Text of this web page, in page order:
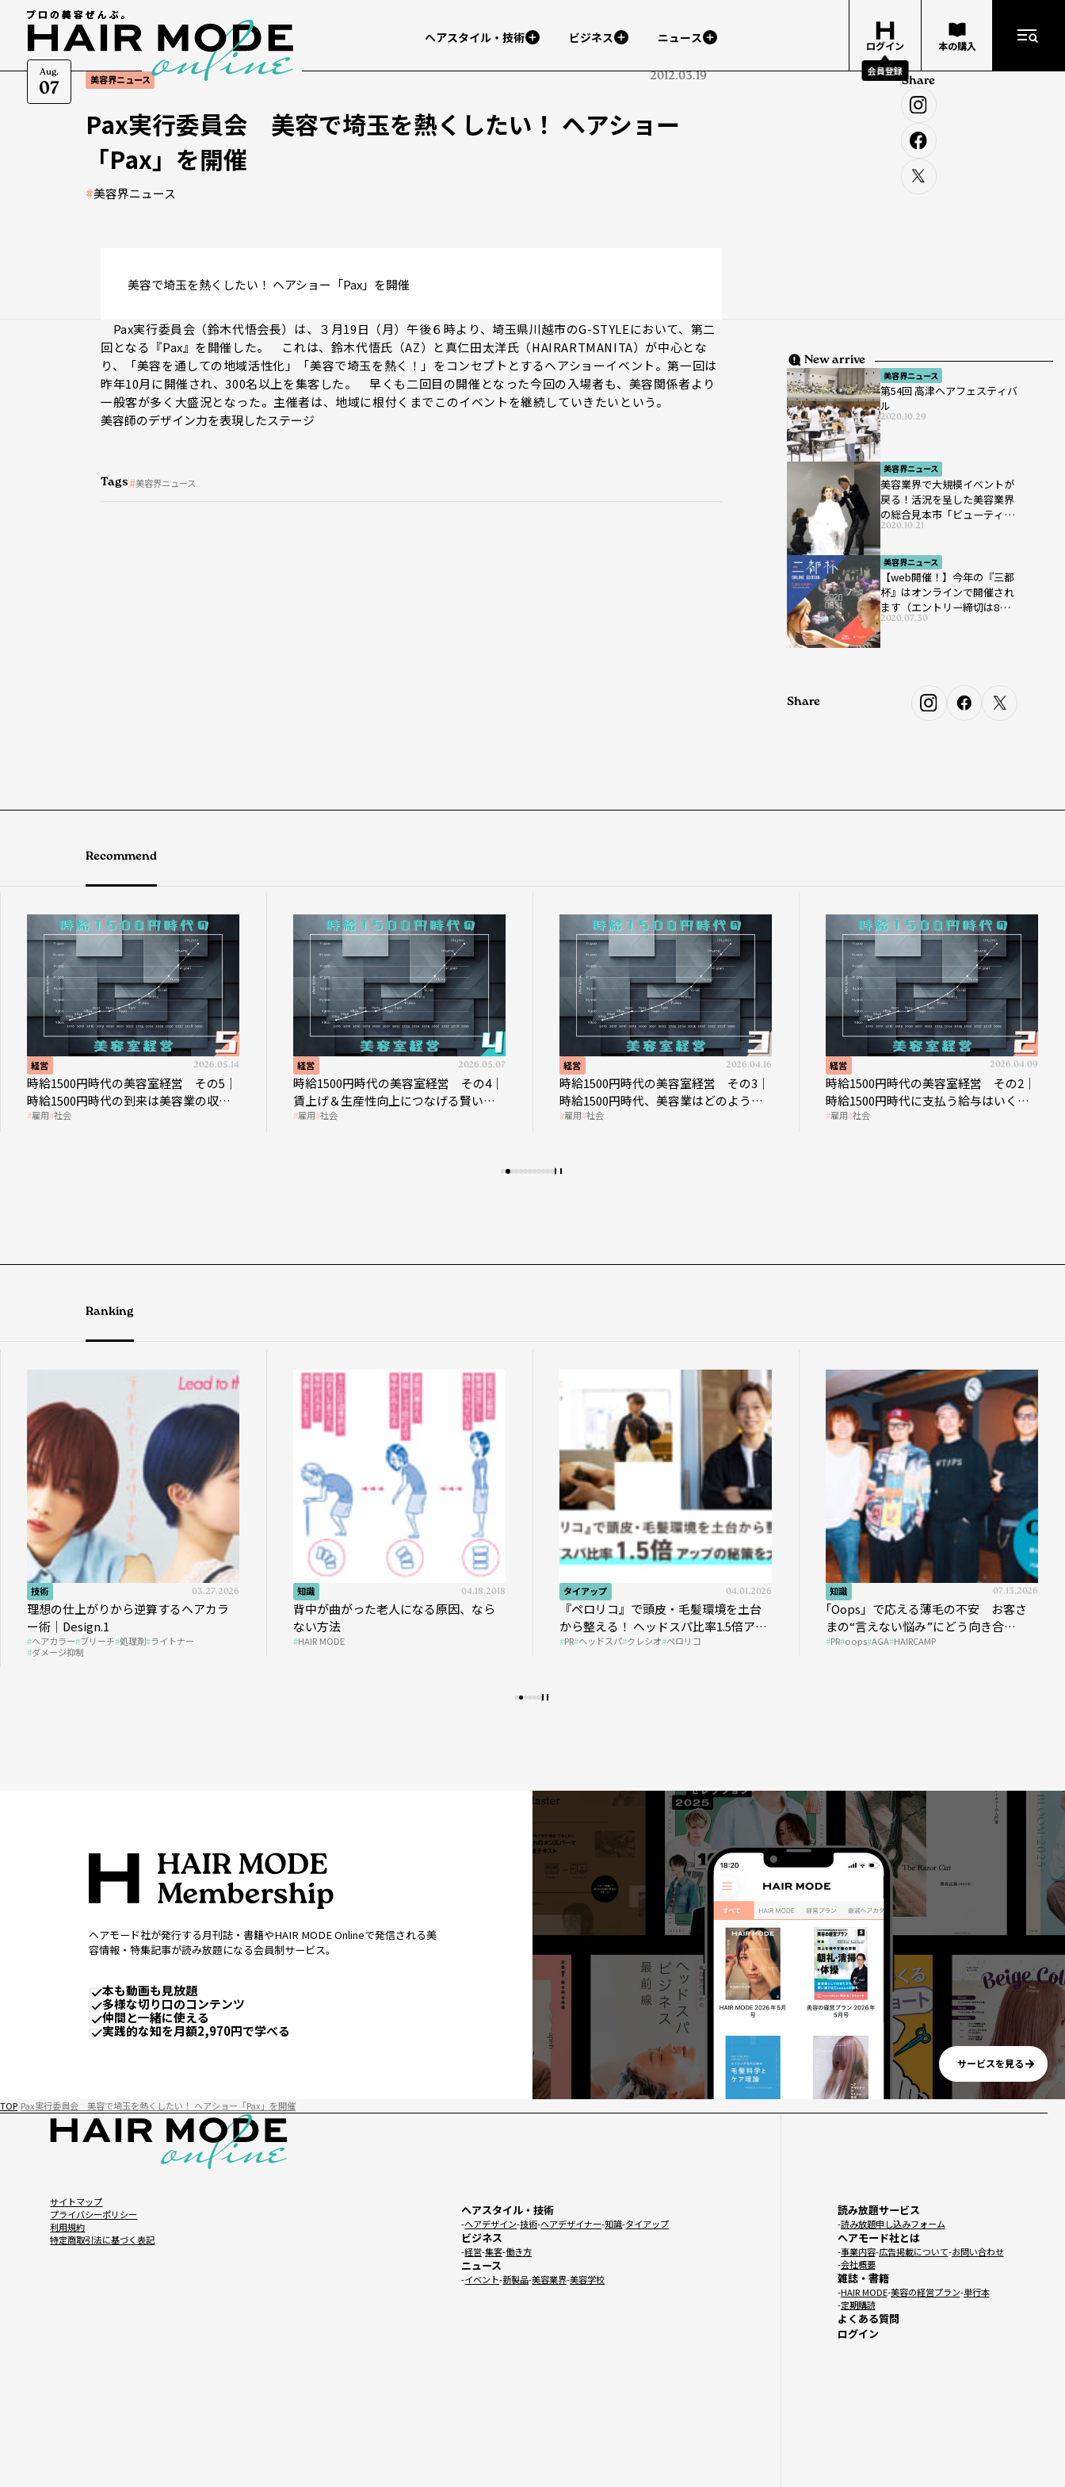
Aug.
07
ヘアスタイル・技術 ビジネス ニュース
ログイン
会員登録
本の購入
美容界ニュース 2012.03.19
Pax実行委員会 美容で埼玉を熱くしたい！ ヘアショー
「Pax」を開催
#美容界ニュース
Share
美容で埼玉を熱くしたい！ ヘアショー「Pax」を開催
Pax実行委員会（鈴木代悟会長）は、３月19日（月）午後６時より、埼玉県川越市のG-STYLEにおいて、第二
回となる『Pax』を開催した。 これは、鈴木代悟氏（AZ）と真仁田太洋氏（HAIRARTMANITA）が中心とな
り、「美容を通しての地域活性化」「美容で埼玉を熱く！」をコンセプトとするヘアショーイベント。第一回は
昨年10月に開催され、300名以上を集客した。 早くも二回目の開催となった今回の入場者も、美容関係者より
一般客が多く大盛況となった。主催者は、地域に根付くまでこのイベントを継続していきたいという。
美容師のデザイン力を表現したステージ
Tags 美容界ニュース
New arrive
美容界ニュース
第54回 高津ヘアフェスティバ
ル
2020.10.29
美容界ニュース
美容業界で大規模イベントが
戻る！活況を呈した美容業界
の総合見本市「ビューティー
ワールド ジャパン ウエス
ト」が開催
2020.10.21
美容界ニュース
【web開催！】今年の『三都
杯』はオンラインで開催され
ます（エントリー締切は8月7
日まで）
2020.07.30
Share
Recommend
経営 2026.05.14
時給1500円時代の美容室経営 その5｜
時給1500円時代の到来は美容業の収益
構造を見直す契機
雇用 社会
経営 2026.05.07
時給1500円時代の美容室経営 その4｜
賃上げ＆生産性向上につなげる賢い助
成金活用
雇用 社会
経営 2026.04.16
時給1500円時代の美容室経営 その3｜
時給1500円時代、美容業はどのような
影響を受けるのか？
雇用 社会
経営 2026.04.09
時給1500円時代の美容室経営 その2｜
時給1500円時代に支払う給与はいくら
なのか
雇用 社会
Ranking
技術 03.27.2026
理想の仕上がりから逆算するヘアカラ
ー術｜Design.1
ヘアカラー ブリーチ 処理剤 ライトナー
ダメージ抑制
知識 04.18.2018
背中が曲がった老人になる原因、なら
ない方法
HAIR MODE
タイアップ 04.01.2026
『ペロリコ』で頭皮・毛髪環境を土台
から整える！ ヘッドスパ比率1.5倍アッ
プの秘策を大公開
PR ヘッドスパ クレシオ ペロリコ
知識 07.13.2026
｢Oops」で応える薄毛の不安 お客さ
まの“言えない悩み”にどう向き合
う？ ＃01
PR oops AGA HAIRCAMP
ヘアモード社が発行する月刊誌・書籍やHAIR MODE Onlineで発信される美
容情報・特集記事が読み放題になる会員制サービス。
本も動画も見放題
多様な切り口のコンテンツ
仲間と一緒に使える
実践的な知を月額2,970円で学べる
サービスを見る
TOP Pax実行委員会 美容で埼玉を熱くしたい！ ヘアショー「Pax」を開催
サイトマップ
プライバシーポリシー
利用規約
特定商取引法に基づく表記
ヘアスタイル・技術
ヘアデザイン 技術 ヘアデザイナー 知識 タイアップ
ビジネス
経営 集客 働き方
ニュース
イベント 新製品 美容業界 美容学校
読み放題サービス
読み放題申し込みフォーム
ヘアモード社とは
事業内容 広告掲載について お問い合わせ
会社概要
雑誌・書籍
HAIR MODE 美容の経営プラン 単行本
定期購読
よくある質問
ログイン